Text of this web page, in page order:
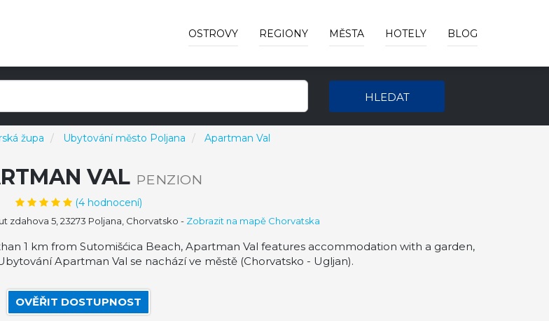
OSTROVY REGIONY MĚSTA HOTELY BLOG
HLEDAT
župa Ubytování město Poljana Apartman Val
VAL PENZION
(4hodnocení)
zdahova 5, 23273 Poljana, Chorvatsko - Zobrazit na mapě Chorvatska
1 km from Sutomišćica Beach, Apartman Val features accommodation with a garden,
Apartman Val se nachází ve městě (Chorvatsko - Ugljan).
OVĚŘIT DOSTUPNOST